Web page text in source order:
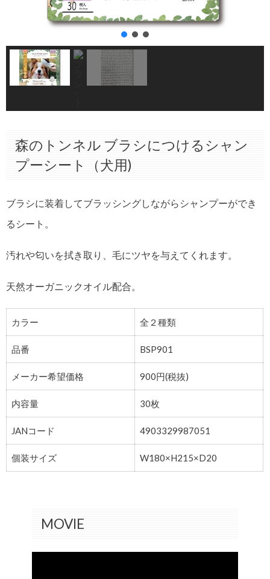
森のトンネル ブラシにつけるシャン
プーシート（犬用)
ブラシに装着してブラッシングしながらシャンプーができ
るシート。
汚れや匂いを拭き取り、毛にツヤを与えてくれます。
天然オーガニックオイル配合。
カラー 全２種類
品番 BSP901
メーカー希望価格 900円(税抜)
内容量 30枚
JANコード 4903329987051
個装サイズ W180×H215×D20
MOVIE